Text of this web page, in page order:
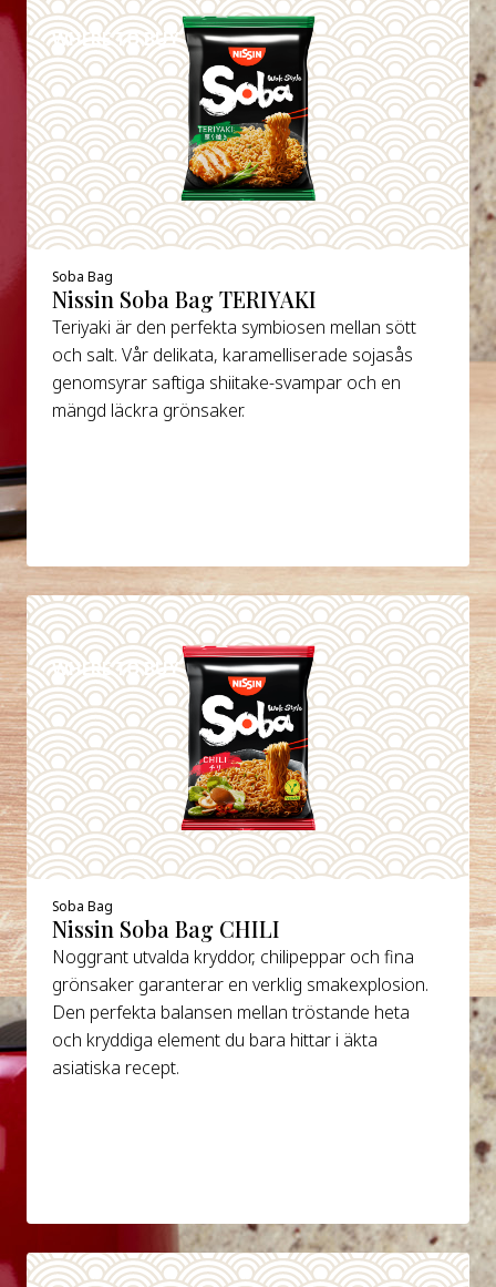
WHERE TO BUY
Soba Bag
Nissin Soba Bag TERIYAKI
Teriyaki är den perfekta symbiosen mellan sött
och salt. Vår delikata, karamelliserade sojasås
genomsyrar saftiga shiitake-svampar och en
mängd läckra grönsaker.
WHERE TO BUY
DETAILS
Soba Bag
Nissin Soba Bag CHILI
Noggrant utvalda kryddor, chilipeppar och fina
grönsaker garanterar en verklig smakexplosion.
Den perfekta balansen mellan tröstande heta
och kryddiga element du bara hittar i äkta
asiatiska recept.
DETAILS